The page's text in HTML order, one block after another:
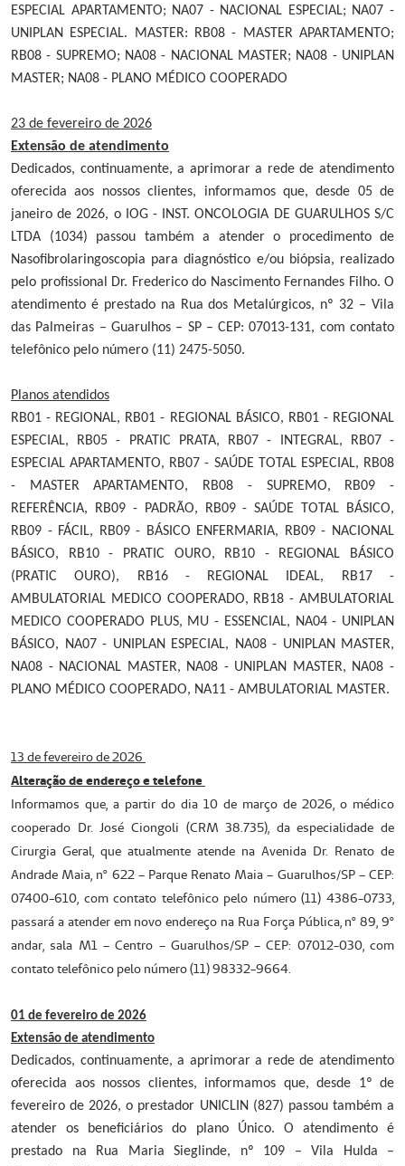
ESPECIAL APARTAMENTO; NA07 - NACIONAL ESPECIAL; NA07 -
UNIPLAN ESPECIAL. MASTER: RB08 - MASTER APARTAMENTO;
RB08 - SUPREMO; NA08 - NACIONAL MASTER; NA08 - UNIPLAN
MASTER; NA08 - PLANO MÉDICO COOPERADO
23 de fevereiro de 2026
Extensão de atendimento
Dedicados, continuamente, a aprimorar a rede de atendimento
oferecida aos nossos clientes, informamos que, desde 05 de
janeiro de 2026, o IOG - INST. ONCOLOGIA DE GUARULHOS S/C
LTDA (1034) passou também a atender o procedimento de
Nasofibrolaringoscopia para diagnóstico e/ou biópsia, realizado
pelo profissional Dr. Frederico do Nascimento Fernandes Filho. O
atendimento é prestado na Rua dos Metalúrgicos, nº 32 – Vila
das Palmeiras – Guarulhos – SP – CEP: 07013-131, com contato
telefônico pelo número (11) 2475-5050.
Planos atendidos
RB01 - REGIONAL, RB01 - REGIONAL BÁSICO, RB01 - REGIONAL
ESPECIAL, RB05 - PRATIC PRATA, RB07 - INTEGRAL, RB07 -
ESPECIAL APARTAMENTO, RB07 - SAÚDE TOTAL ESPECIAL, RB08
- MASTER APARTAMENTO, RB08 - SUPREMO, RB09 -
REFERÊNCIA, RB09 - PADRÃO, RB09 - SAÚDE TOTAL BÁSICO,
RB09 - FÁCIL, RB09 - BÁSICO ENFERMARIA, RB09 - NACIONAL
BÁSICO, RB10 - PRATIC OURO, RB10 - REGIONAL BÁSICO
(PRATIC OURO), RB16 - REGIONAL IDEAL, RB17 -
AMBULATORIAL MEDICO COOPERADO, RB18 - AMBULATORIAL
MEDICO COOPERADO PLUS, MU - ESSENCIAL, NA04 - UNIPLAN
BÁSICO, NA07 - UNIPLAN ESPECIAL, NA08 - UNIPLAN MASTER,
NA08 - NACIONAL MASTER, NA08 - UNIPLAN MASTER, NA08 -
PLANO MÉDICO COOPERADO, NA11 - AMBULATORIAL MASTER.
13 de fevereiro de 2026
Alteração de endereço e telefone
Informamos que, a partir do dia 10 de março de 2026, o médico
cooperado Dr. José Ciongoli (CRM 38.735), da especialidade de
Cirurgia Geral, que atualmente atende na Avenida Dr. Renato de
Andrade Maia, nº 622 – Parque Renato Maia – Guarulhos/SP – CEP:
07400-610, com contato telefônico pelo número (11) 4386-0733,
passará a atender em novo endereço na Rua Força Pública, nº 89, 9º
andar, sala M1 – Centro – Guarulhos/SP – CEP: 07012-030, com
contato telefônico pelo número (11) 98332-9664.
01 de fevereiro de 2026
Extensão de atendimento
Dedicados, continuamente, a aprimorar a rede de atendimento
oferecida aos nossos clientes, informamos que, desde 1º de
fevereiro de 2026, o prestador UNICLIN (827) passou também a
atender os beneficiários do plano Único. O atendimento é
prestado na Rua Maria Sieglinde, nº 109 – Vila Hulda –